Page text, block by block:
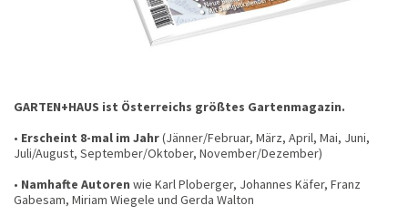
GARTEN+HAUS ist Österreichs größtes Gartenmagazin.
• Erscheint 8-mal im Jahr(Jänner/Februar, März, April, Mai, Juni,
Juli/August, September/Oktober, November/Dezember)
• Namhafte Autoren wie Karl Ploberger, Johannes Käfer, Franz
Gabesam, Miriam Wiegele und Gerda Walton